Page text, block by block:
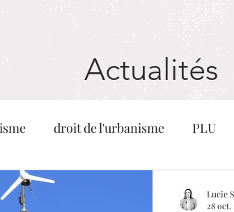
Actualités
droit de l'urbanisme PLU
Procédures d'évolution
Lucie
28 oct.